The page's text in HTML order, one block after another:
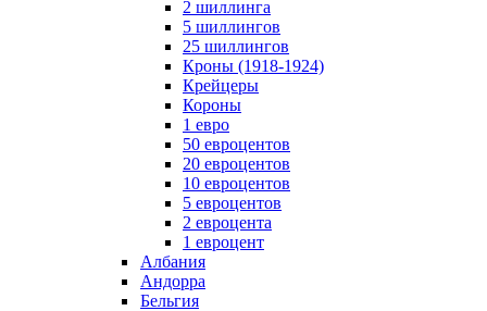
2 шиллинга
5 шиллингов
25 шиллингов
Кроны (1918-1924)
Крейцеры
Короны
1 евро
50 евроцентов
20 евроцентов
10 евроцентов
5 евроцентов
2 евроцента
1 евроцент
Албания
Андорра
Бельгия